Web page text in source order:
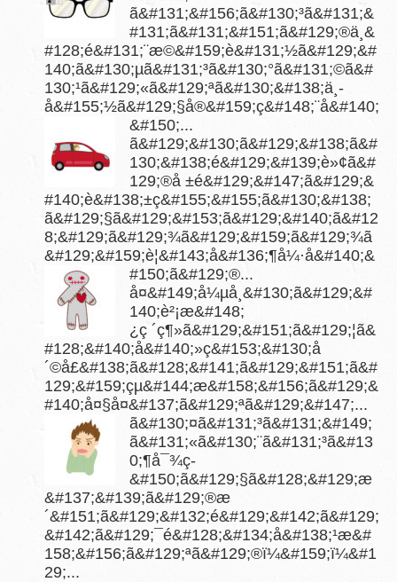
ã&#131;&#156;ã&#130;³ã&#131;&
#131;ã&#131;&#151;ã&#129;®ä¸&
#128;é&#131;¨æ©&#159;è&#131;½ã&#129;&#
140;ã&#130;µã&#131;³ã&#130;°ã&#131;©ã&#
130;¹ã&#129;«ã&#129;ªã&#130;&#138;ä¸­
å&#155;½ã&#129;§å®&#159;ç&#148;¨å&#140;
&#150;...
ã&#129;&#130;ã&#129;&#138;ã&#
130;&#138;é&#129;&#139;è»¢ã&#
129;®å ±é&#129;&#147;ã&#129;&
#140;è&#138;±ç&#155;&#155;ã&#130;&#138;
ã&#129;§ã&#129;&#153;ã&#129;&#140;ã&#12
8;&#129;ã&#129;¾ã&#129;&#159;ã&#129;¾ã
&#129;&#159;è¦&#143;å&#136;¶å¼·å&#140;&
#150;ã&#129;®...
å¤&#149;å¼µå¸&#130;ã&#129;&#
140;è²¡æ&#148;
¿ç ´ç¶»ã&#129;&#151;ã&#129;¦ã&
#128;&#140;å&#140;»ç&#153;&#130;å
´©å£&#138;ã&#128;&#141;ã&#129;&#151;ã&#
129;&#159;çµ&#144;æ&#158;&#156;ã&#129;&
#140;å¤§å¤&#137;ã&#129;ªã&#129;&#147;...
ã&#130;¤ã&#131;³ã&#131;&#149;
ã&#131;«ã&#130;¨ã&#131;³ã&#13
0;¶å¯¾ç­
&#150;ã&#129;§ã&#128;&#129;æ
&#137;&#139;ã&#129;®æ
´&#151;ã&#129;&#132;é&#129;&#142;ã&#129;
&#142;ã&#129;¯é&#128;&#134;å&#138;¹æ&#
158;&#156;ã&#129;ªã&#129;®ï¼&#159;ï¼&#1
29;...